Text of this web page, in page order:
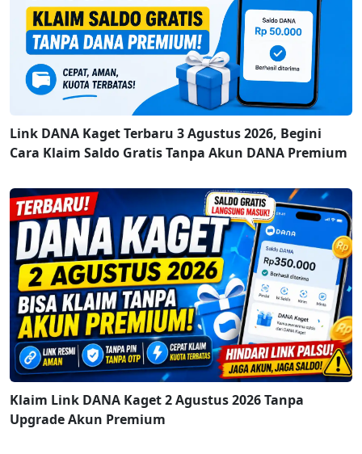
Link DANA Kaget Terbaru 3 Agustus 2026, Begini
Cara Klaim Saldo Gratis Tanpa Akun DANA Premium
Klaim Link DANA Kaget 2 Agustus 2026 Tanpa
Upgrade Akun Premium